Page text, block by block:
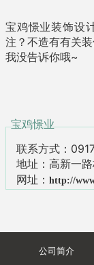
宝鸡憬业装饰设
注？不造有有关
我没告诉你哦~
宝鸡憬业
联系方式：
地址：高新一路
网址： http://
公司简介